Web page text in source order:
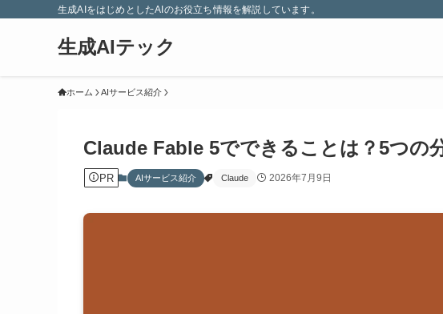
生成AIをはじめとしたAIのお役立ち情報を解説しています。
生成AIテック
ホーム AIサービス紹介
Claude Fable 5でできることは？5つの
PR AIサービス紹介 Claude 2026年7月9日